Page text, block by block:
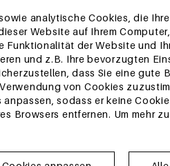
analytische Cookies, die
Website auf Ihrem
der Website und
und z.B. Ihre bevorzugten
dass Sie eine gute
von Cookies
sodass er keine
Browsers entfernen. Um mehr